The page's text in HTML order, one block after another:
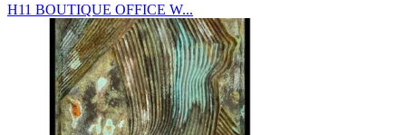
H11 BOUTIQUE OFFICE W...